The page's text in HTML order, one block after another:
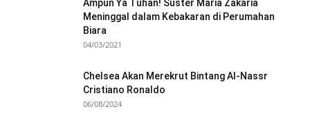
Ampun Ya Tuhan! Suster Maria Zakaria
Meninggal dalam Kebakaran di Perumahan
Biara
04/03/2021
Chelsea Akan Merekrut Bintang Al-Nassr
Cristiano Ronaldo
06/08/2024